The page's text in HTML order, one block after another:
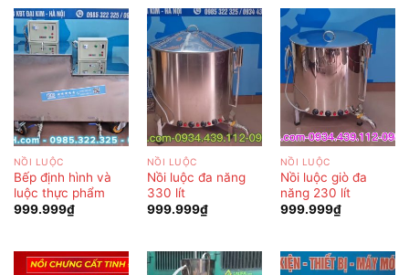
NỒI LUỘC
Bếp định hình và
luộc thực phẩm
999.999₫
NỒI LUỘC
Nồi luộc đa năng
330 lít
999.999₫
NỒI LUỘC
Nồi luộc giò đa
năng 230 lít
999.999₫